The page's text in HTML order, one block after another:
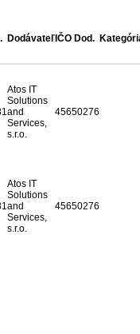
Dodávateľ IČO Dod.
Atos IT
Solutions
and
Services,
s.r.o.
45650276
Atos IT
Solutions
and
Services,
s.r.o.
45650276